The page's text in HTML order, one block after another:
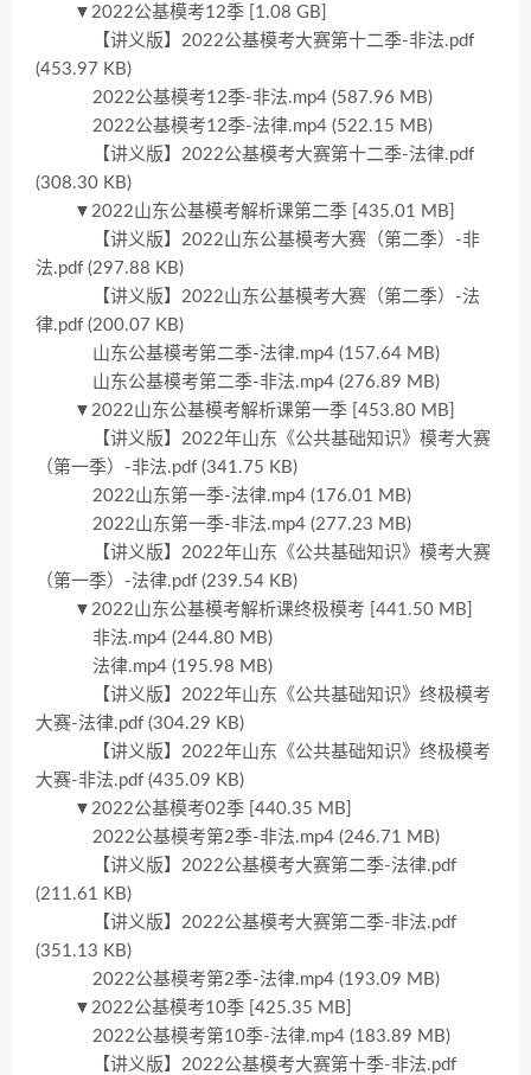
▼2022公基模考12季 [1.08 GB]
【讲义版】2022公基模考大赛第十二季-非法.pdf
(453.97 KB)
2022公基模考12季-非法.mp4 (587.96 MB)
2022公基模考12季-法律.mp4 (522.15 MB)
【讲义版】2022公基模考大赛第十二季-法律.pdf
(308.30 KB)
▼2022山东公基模考解析课第二季 [435.01 MB]
【讲义版】2022山东公基模考大赛（第二季）-非
法.pdf (297.88 KB)
【讲义版】2022山东公基模考大赛（第二季）-法
律.pdf (200.07 KB)
山东公基模考第二季-法律.mp4 (157.64 MB)
山东公基模考第二季-非法.mp4 (276.89 MB)
▼2022山东公基模考解析课第一季 [453.80 MB]
【讲义版】2022年山东《公共基础知识》模考大赛
（第一季）-非法.pdf (341.75 KB)
2022山东第一季-法律.mp4 (176.01 MB)
2022山东第一季-非法.mp4 (277.23 MB)
【讲义版】2022年山东《公共基础知识》模考大赛
（第一季）-法律.pdf (239.54 KB)
▼2022山东公基模考解析课终极模考 [441.50 MB]
非法.mp4 (244.80 MB)
法律.mp4 (195.98 MB)
【讲义版】2022年山东《公共基础知识》终极模考
大赛-法律.pdf (304.29 KB)
【讲义版】2022年山东《公共基础知识》终极模考
大赛-非法.pdf (435.09 KB)
▼2022公基模考02季 [440.35 MB]
2022公基模考第2季-非法.mp4 (246.71 MB)
【讲义版】2022公基模考大赛第二季-法律.pdf
(211.61 KB)
【讲义版】2022公基模考大赛第二季-非法.pdf
(351.13 KB)
2022公基模考第2季-法律.mp4 (193.09 MB)
▼2022公基模考10季 [425.35 MB]
2022公基模考第10季-法律.mp4 (183.89 MB)
【讲义版】2022公基模考大赛第十季-非法.pdf